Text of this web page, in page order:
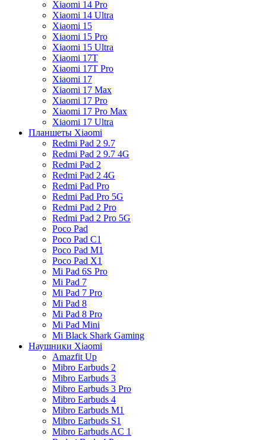
Xiaomi 14 Pro
Xiaomi 14 Ultra
Xiaomi 15
Xiaomi 15 Pro
Xiaomi 15 Ultra
Xiaomi 17T
Xiaomi 17T Pro
Xiaomi 17
Xiaomi 17 Max
Xiaomi 17 Pro
Xiaomi 17 Pro Max
Xiaomi 17 Ultra
Планшеты Xiaomi
Redmi Pad 2 9.7
Redmi Pad 2 9.7 4G
Redmi Pad 2
Redmi Pad 2 4G
Redmi Pad Pro
Redmi Pad Pro 5G
Redmi Pad 2 Pro
Redmi Pad 2 Pro 5G
Poco Pad
Poco Pad C1
Poco Pad M1
Poco Pad X1
Mi Pad 6S Pro
Mi Pad 7
Mi Pad 7 Pro
Mi Pad 8
Mi Pad 8 Pro
Mi Pad Mini
Mi Black Shark Gaming
Наушники Xiaomi
Amazfit Up
Mibro Earbuds 2
Mibro Earbuds 3
Mibro Earbuds 3 Pro
Mibro Earbuds 4
Mibro Earbuds M1
Mibro Earbuds S1
Mibro Earbuds AC 1